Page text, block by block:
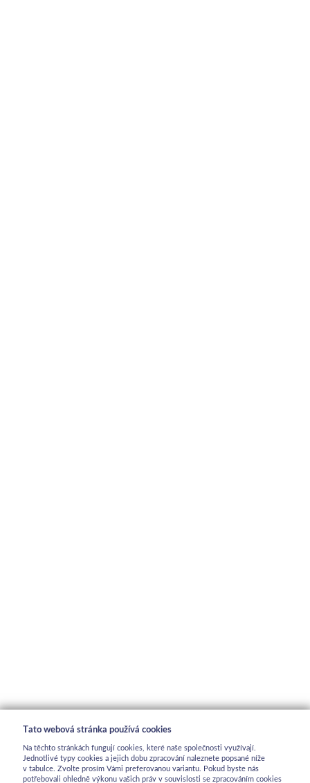
Tato webová stránka používá cookies
Na těchto stránkách fungují cookies, které naše společnosti využívají.
Jednotlivé typy cookies a jejich dobu zpracování naleznete popsané níže
v tabulce. Zvolte prosím Vámi preferovanou variantu. Pokud byste nás
potřebovali ohledně výkonu vašich práv v souvislosti se zpracováním cookies